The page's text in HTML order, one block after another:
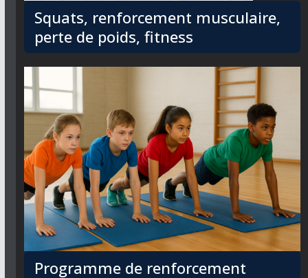
Squats, renforcement musculaire,
perte de poids, fitness
Programme de renforcement